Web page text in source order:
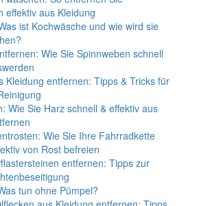
effektiv aus Kleidung
ist Kochwäsche und wie wird sie
Wie Sie Spinnweben schnell
Kleidung entfernen: Tipps & Tricks für
Wie Sie Harz schnell & effektiv aus
Wie Sie Ihre Fahrradkette
von Rost befreien
entfernen: Tipps zur
tun ohne Pümpel?